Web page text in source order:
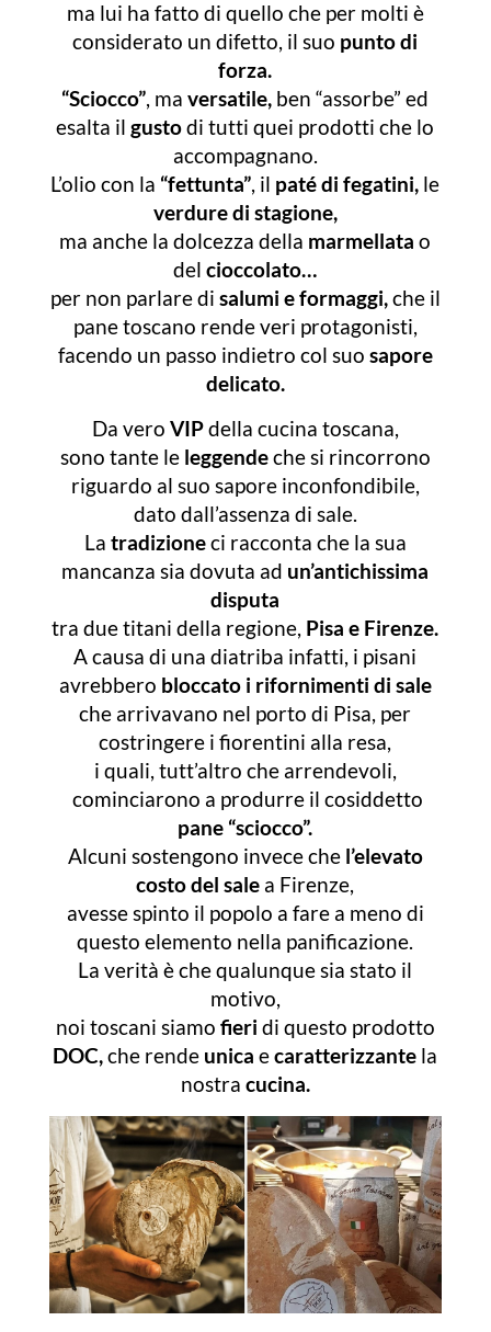
ma lui ha fatto di quello che per molti è
considerato un difetto, il suo punto di
forza.
“Sciocco”, maversatile, ben “assorbe” ed
esalta ilgustodi tuttiquei prodotti che lo
accompagnano.
L’olio con la “fettunta”, il paté di fegatini, le
verdure di stagione,
ma anche la dolcezza della marmellata o
delcioccolato…
per non parlare di salumi e formaggi,che il
pane toscano rende veri protagonisti,
facendo un passo indietro col suo sapore
delicato.
Da vero VIPdella cucina toscana,
sono tante le leggendeche si rincorrono
riguardo al suo sapore inconfondibile,
dato dall’assenza di sale.
La tradizioneci racconta che la sua
mancanza sia dovuta ad un’antichissima
disputa
tra due titani della regione, Pisa e Firenze.
A causa di una diatriba infatti, i pisani
avrebbero bloccato i rifornimenti di sale
che arrivavano nel porto di Pisa, per
costringere i fiorentini alla resa,
i quali, tutt’altro che arrendevoli,
cominciarono a produrre il cosiddetto
pane “sciocco”.
Alcuni sostengono invece che l’elevato
costo del sale a Firenze,
avesse spinto il popolo a fare a meno di
questo elemento nella panificazione.
La verità è che qualunque sia stato il
motivo,
noi toscani siamo fieri di questo prodotto
DOC,che rende unica ecaratterizzante la
nostra cucina.